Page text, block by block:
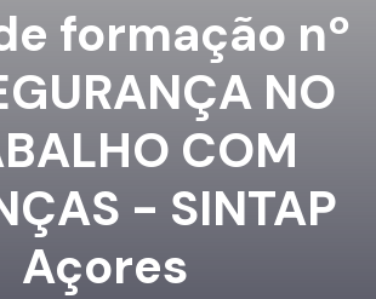
formação nº
NO
COM
- SINTAP
Açores